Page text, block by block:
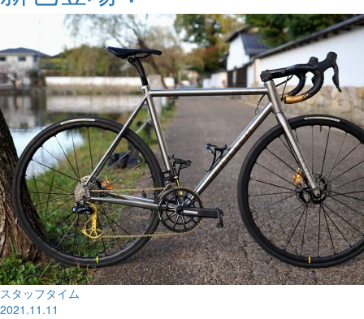
スタッフタイム
2021.11.11